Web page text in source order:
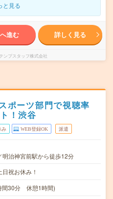
と見る
進む 詳しく見る
ンプスタッフ株式会社
ポーツ部門で視聴率
！渋谷
み WEB登録OK 派遣
治神宮前駅から徒歩12分
祝お休み！
間30分 休憩1時間)